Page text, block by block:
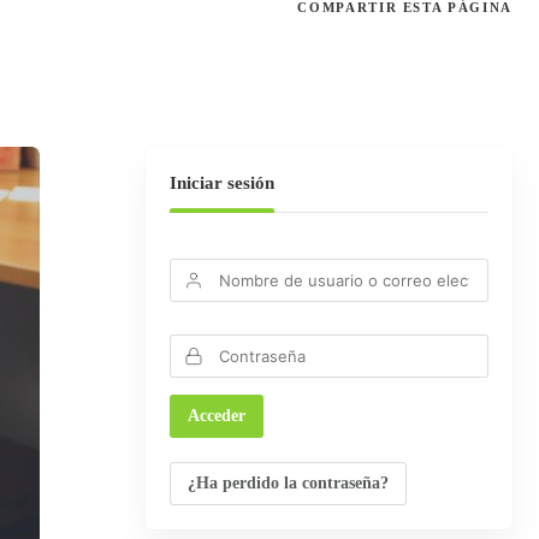
COMPARTIR ESTA PÁGINA
Iniciar sesión
¿Ha perdido la contraseña?